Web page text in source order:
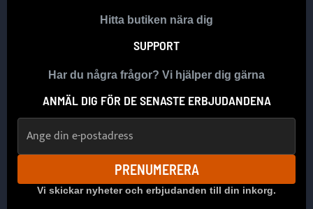
Hitta butiken nära dig
SUPPORT
Har du några frågor? Vi hjälper dig gärna
ANMÄL DIG FÖR DE SENASTE ERBJUDANDENA
PRENUMERERA
Vi skickar nyheter och erbjudanden till din inkorg.